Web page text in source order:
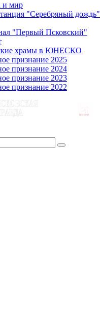
и мир
"Серебряный дождь"
"Первый Псковский"
храмы в ЮНЕСКО
признание 2025
признание 2024
признание 2023
признание 2022